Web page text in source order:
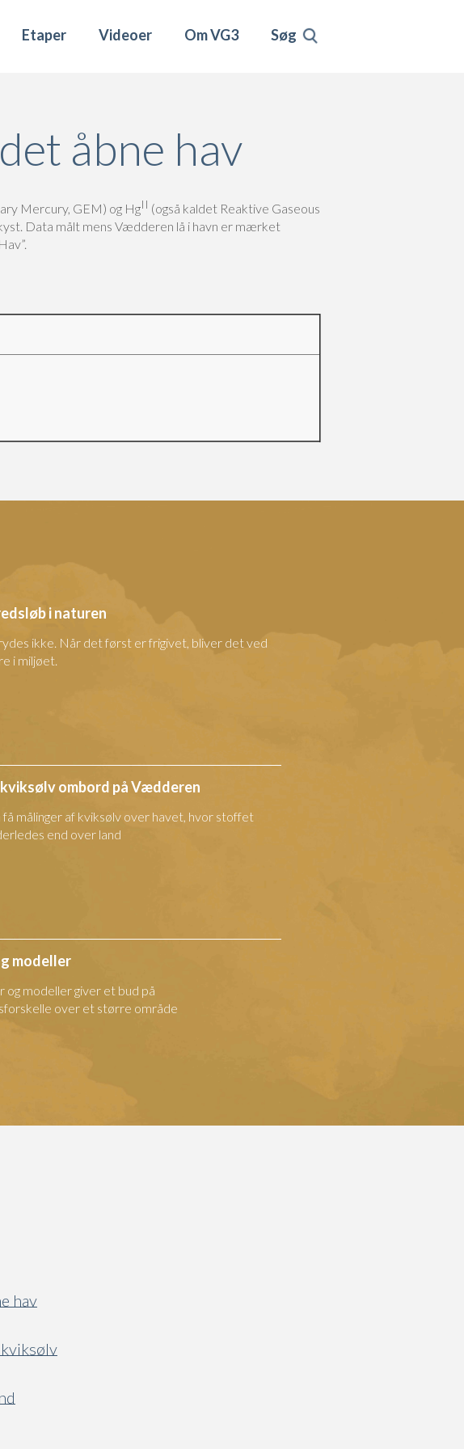
Etaper Videoer Om VG3 Søg
åbne hav
Mercury, GEM) og HgII (også kaldet Reaktive Gaseous
Data målt mens Vædderen lå i havn er mærket
i naturen
ikke. Når det først er frigivet, bliver det ved
i miljøet.
ombord på Vædderen
få målinger af kviksølv over havet, hvor stoffet
end over land
modeller
og modeller giver et bud på
over et større område
hav